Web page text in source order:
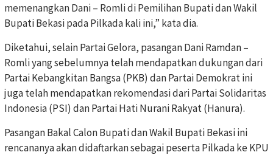
memenangkan Dani – Romli di Pemilihan Bupati dan Wakil
Bupati Bekasi pada Pilkada kali ini,” kata dia.
Diketahui, selain Partai Gelora, pasangan Dani Ramdan –
Romli yang sebelumnya telah mendapatkan dukungan dari
Partai Kebangkitan Bangsa (PKB) dan Partai Demokrat ini
juga telah mendapatkan rekomendasi dari Partai Solidaritas
Indonesia (PSI) dan Partai Hati Nurani Rakyat (Hanura).
Pasangan Bakal Calon Bupati dan Wakil Bupati Bekasi ini
rencananya akan didaftarkan sebagai peserta Pilkada ke KPU